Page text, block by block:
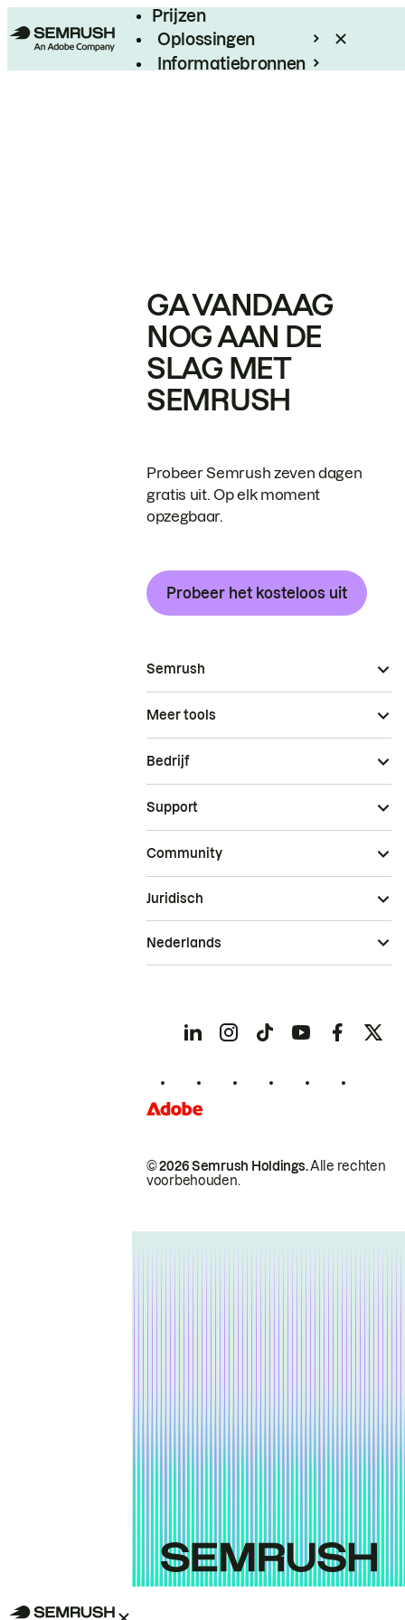
Prijzen
Oplossingen
Informatiebronnen
GA VANDAAG
NOG AAN DE
SLAG MET
SEMRUSH
Probeer Semrush zeven dagen
gratis uit. Op elk moment
opzegbaar.
Probeer het kosteloos uit
Semrush
Meer tools
Bedrijf
Support
Community
© 2026 Semrush Holdings.Alle rechten
voorbehouden.
Juridisch
Nederlands